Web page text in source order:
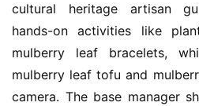
cultural heritage artisan
hands-on activities like
mulberry leaf bracelets,
mulberry leaf tofu and
camera. The base manager